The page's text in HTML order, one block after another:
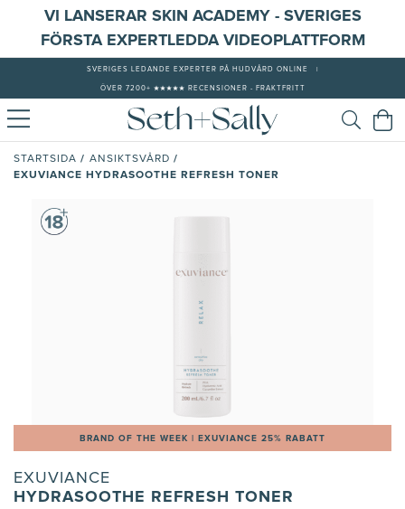
VI LANSERAR SKIN ACADEMY - SVERIGES
FÖRSTA EXPERTLEDDA VIDEOPLATTFORM
SVERIGES LEDANDE EXPERTER PÅ HUDVÅRD ONLINE
ÖVER 7200+ ★★★★★ RECENSIONER - FRAKTFRITT
STARTSIDA / ANSIKTSVÅRD /
EXUVIANCE HYDRASOOTHE REFRESH TONER
BRAND OF THE WEEK | EXUVIANCE 25% RABATT
EXUVIANCE
HYDRASOOTHE REFRESH TONER